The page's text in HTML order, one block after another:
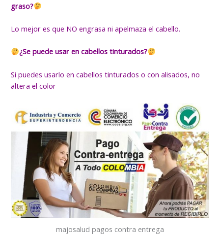
graso?
Lo mejor es que NO engrasa ni apelmaza el cabello.
¿Se puede usar en cabellos tinturados?
Si puedes usarlo en cabellos tinturados o con alisados, no
altera el color
majosalud pagos contra entrega